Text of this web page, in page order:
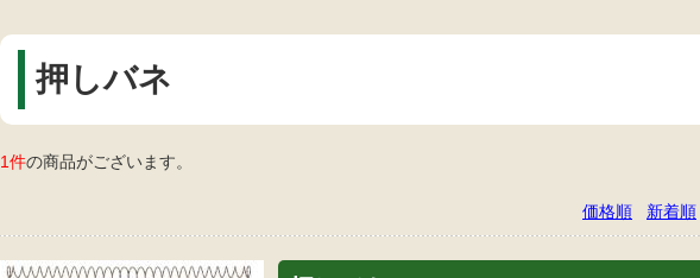
押しバネ
1件の商品がございます。
価格順 新着順